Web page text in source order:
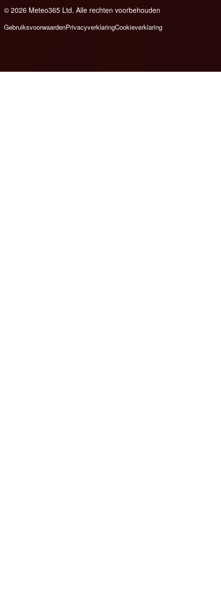
© 2026 Meteo365 Ltd. Alle rechten voorbehouden
GebruiksvoorwaardenPrivacyverklaringCookieverklaring